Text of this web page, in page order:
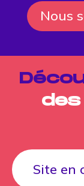
Nous
Site en